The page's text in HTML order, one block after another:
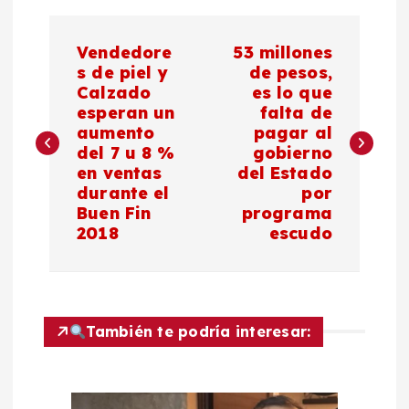
v
e
c
Vendedore
s de piel y
Calzado
esperan un
aumento
del 7 u 8 %
en ventas
durante el
Buen Fin
2018
53 millones
de pesos,
es lo que
falta de
pagar al
gobierno
del Estado
por
programa
escudo
También te podría interesar: